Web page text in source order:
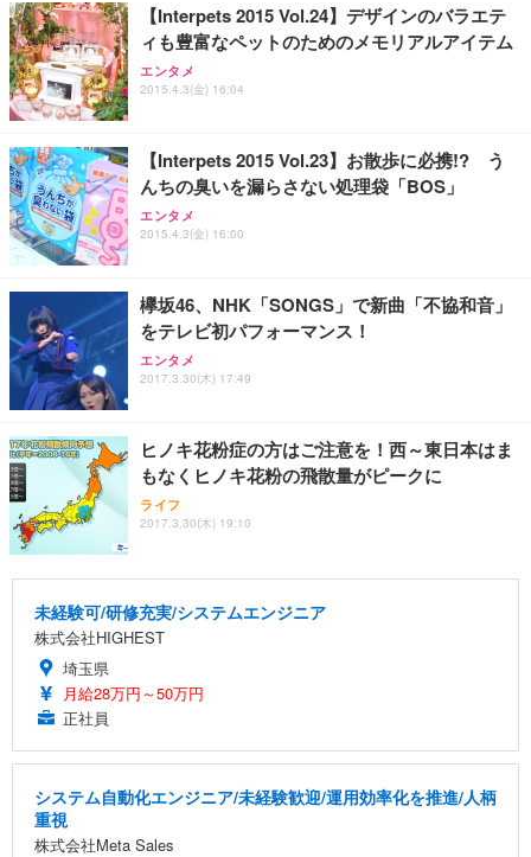
【Interpets 2015 Vol.24】デザインのバラエテ
ィも豊富なペットのためのメモリアルアイテム
エンタメ
2015.4.3(金) 16:04
【Interpets 2015 Vol.23】お散歩に必携!? う
んちの臭いを漏らさない処理袋「BOS」
エンタメ
2015.4.3(金) 16:00
欅坂46、NHK「SONGS」で新曲「不協和音」
をテレビ初パフォーマンス！
エンタメ
2017.3.30(木) 17:49
ヒノキ花粉症の方はご注意を！西～東日本はま
もなくヒノキ花粉の飛散量がピークに
ライフ
2017.3.30(木) 19:10
未経験可/研修充実/システムエンジニア
株式会社HIGHEST
埼玉県
月給28万円～50万円
正社員
システム自動化エンジニア/未経験歓迎/運用効率化を推進/人柄
重視
株式会社Meta Sales